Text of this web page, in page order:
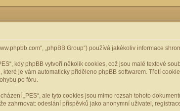
„phpBB Group“) používá jakékoliv informace
kdy phpBB vytvoří několik cookies, což jsou malé textové
je vám automaticky přiděleno phpBB softwarem. Třetí
po fóru.
„PES“, ale tyto cookies jsou mimo rozsah tohoto
zahrnovat: odeslání příspěvků jako anonymní uživatel,